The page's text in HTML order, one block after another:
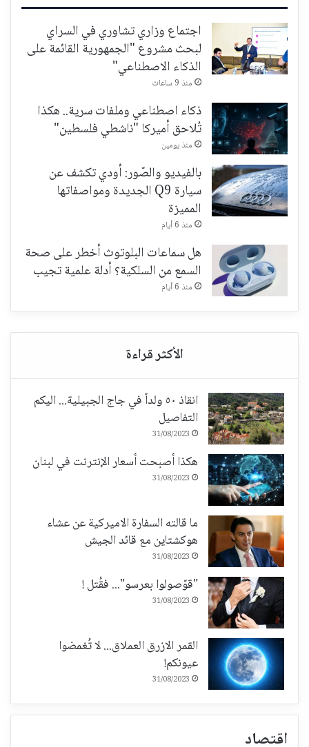
اجتماع وزاري تشاوري في السراي
لبحث مشروع "الجمهورية القائمة على
الذكاء الاصطناعي"
منذ 9 ساعات
ذكاء اصطناعي وملفات سرية.. هكذا
تُلاحق أميركا "ناشطي فلسطين"
منذ يومين
بالفيديو والصّور: أودي تكشف عن
سيارة Q9 الجديدة ومواصفاتها
المميزة
منذ 6 أيام
هل سماعات البلوتوث أخطر على صحة
السمع من السلكية؟ أدلة علمية تجيب
منذ 6 أيام
انقاذ ٥٠ ولداً في جاج الجبيلية... اليكم
التفاصيل
31/08/2023
هكذا أصبحت أسعار الإنترنت في لبنان
31/08/2023
ما قالته السفارة الاميركية عن عشاء
هوكشتاين مع قائد الجيش
31/08/2023
"قوّصولوا بعرسو"... فقُتل !
31/08/2023
القمر الازرق العملاق... لا تُغمضوا
عيونكم!
31/08/2023
اقتصاد